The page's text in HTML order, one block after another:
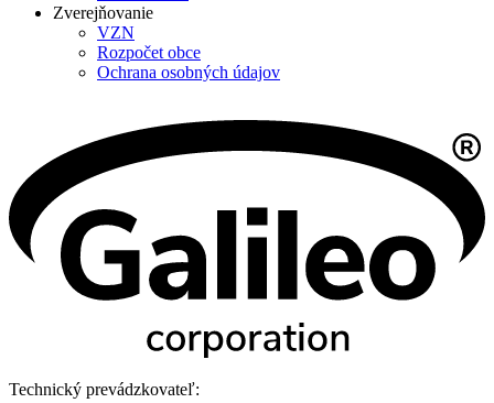
Zverejňovanie
VZN
Rozpočet obce
Ochrana osobných údajov
Technický prevádzkovateľ: